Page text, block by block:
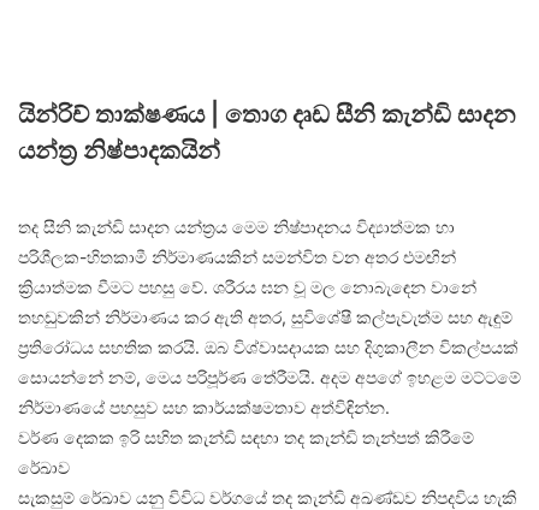
යින්රිච් තාක්ෂණය | තොග දෘඩ සීනි කැන්ඩි සාදන
යන්ත්‍ර නිෂ්පාදකයින්
තද සීනි කැන්ඩි සාදන යන්ත්‍රය මෙම නිෂ්පාදනය විද්‍යාත්මක හා
පරිශීලක-හිතකාමී නිර්මාණයකින් සමන්විත වන අතර එමඟින්
ක්‍රියාත්මක වීමට පහසු වේ. ශරීරය ඝන වූ මල නොබැඳෙන වානේ
තහඩුවකින් නිර්මාණය කර ඇති අතර, සුවිශේෂී කල්පැවැත්ම සහ ඇඳුම්
ප්‍රතිරෝධය සහතික කරයි. ඔබ විශ්වාසදායක සහ දිගුකාලීන විකල්පයක්
සොයන්නේ නම්, මෙය පරිපූර්ණ තේරීමයි. අදම අපගේ ඉහළම මට්ටමේ
නිර්මාණයේ පහසුව සහ කාර්යක්ෂමතාව අත්විඳින්න.
වර්ණ දෙකක ඉරි සහිත කැන්ඩි සඳහා තද කැන්ඩි තැන්පත් කිරීමේ
රේඛාව
සැකසුම් රේඛාව යනු විවිධ වර්ගයේ තද කැන්ඩි අඛණ්ඩව නිපදවිය හැකි